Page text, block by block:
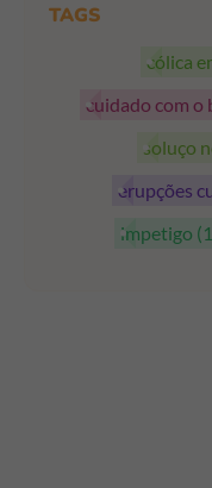
TAGS
cólica
cuidado com o
soluço
erupções
impetigo